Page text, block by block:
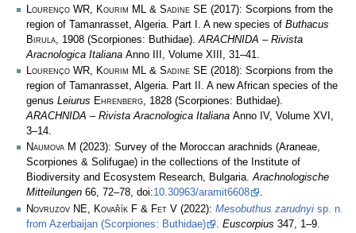
Lourenço WR, Kourim ML & Sadine SE (2017): Scorpions from the
region of Tamanrasset, Algeria. Part I. A new species of Buthacus
Birula , 1908 (Scorpiones: Buthidae). ARACHNIDA – Rivista
Aracnologica Italiana Anno III, Volume XIII, 31–41.
Lourenço WR, Kourim ML & Sadine SE (2018): Scorpions from the
region of Tamanrasset, Algeria. Part II. A new African species of the
genus Leiurus Ehrenberg, 1828 (Scorpiones: Buthidae).
ARACHNIDA – Rivista Aracnologica Italiana Anno IV, Volume XVI,
3–14.
Naumova M (2023): Survey of the Moroccan arachnids (Araneae,
Scorpiones & Solifugae) in the collections of the Institute of
Biodiversity and Ecosystem Research, Bulgaria.Arachnologische
Mitteilungen 66, 72–78, doi:10.30963/aramit6608
.
Novruzov NE, Kovařík F & Fet V (2022): Mesobuthus zarudnyi sp. n.
from Azerbaijan (Scorpiones: Buthidae)
Euscorpius 347, 1–9.